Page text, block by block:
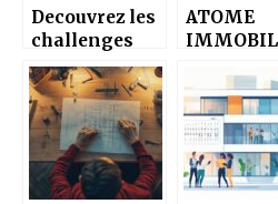
Decouvrez les
challenges
mensuels sur
l’Iadfrance
intranet pour
booster votre
carriere
ATOME
votre